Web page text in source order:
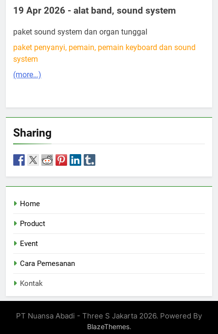
19 Apr 2026 - alat band, sound system
paket sound system dan organ tunggal
paket penyanyi, pemain, pemain keyboard dan sound
system
(more…)
Sharing
Home
Product
Event
Cara Pemesanan
Kontak
PT Nuansa Abadi - Three S Jakarta 2026. Powered By
BlazeThemes.